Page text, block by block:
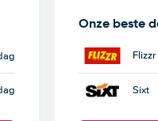
Onze beste
Flizzr
Sixt